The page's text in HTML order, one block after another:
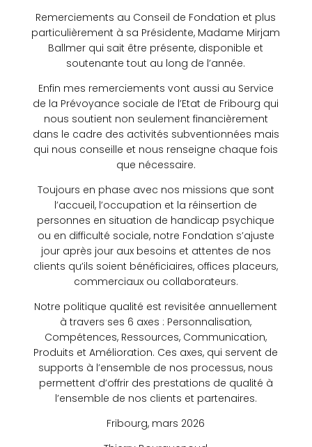
Remerciements au Conseil de Fondation et plus
particulièrement à sa Présidente, Madame Mirjam
Ballmer qui sait être présente, disponible et
soutenante tout au long de l’année.
Enfin mes remerciements vont aussi au Service
de la Prévoyance sociale de l’Etat de Fribourg qui
nous soutient non seulement financièrement
dans le cadre des activités subventionnées mais
qui nous conseille et nous renseigne chaque fois
que nécessaire.
Toujours en phase avec nos missions que sont
l’accueil, l’occupation et la réinsertion de
personnes en situation de handicap psychique
ou en difficulté sociale, notre Fondation s’ajuste
jour après jour aux besoins et attentes de nos
clients qu’ils soient bénéficiaires, offices placeurs,
commerciaux ou collaborateurs.
Notre politique qualité est revisitée annuellement
à travers ses 6 axes : Personnalisation,
Compétences, Ressources, Communication,
Produits et Amélioration. Ces axes, qui servent de
supports à l’ensemble de nos processus, nous
permettent d’offrir des prestations de qualité à
l’ensemble de nos clients et partenaires.
Fribourg, mars 2026